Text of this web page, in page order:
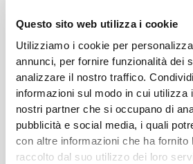
Questo sito web utilizza i cookie
Utilizziamo i cookie per
annunci, per fornire funzionalità dei
analizzare il nostro traffico.
informazioni sul modo in cui utilizza
nostri partner che si occupano di
pubblicità e social media, i quali
con altre informazioni che ha fornito
raccolto dal suo utilizzo dei loro
ai tuoi
Mentre i principianti
resistenza più leggera,
esperti possono combinare
livelli per ottenere il
risultati. Ogni fascia di